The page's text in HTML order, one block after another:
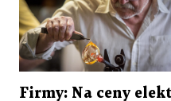
Firmy: Na ceny